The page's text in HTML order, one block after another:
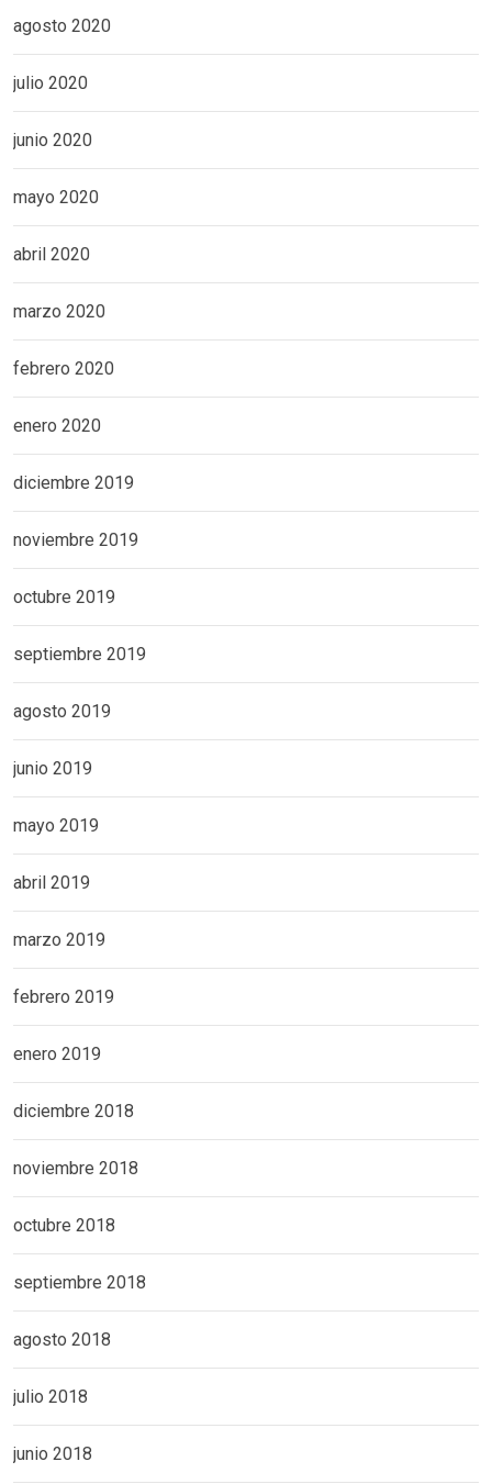
agosto 2020
julio 2020
junio 2020
mayo 2020
abril 2020
marzo 2020
febrero 2020
enero 2020
diciembre 2019
noviembre 2019
octubre 2019
septiembre 2019
agosto 2019
junio 2019
mayo 2019
abril 2019
marzo 2019
febrero 2019
enero 2019
diciembre 2018
noviembre 2018
octubre 2018
septiembre 2018
agosto 2018
julio 2018
junio 2018